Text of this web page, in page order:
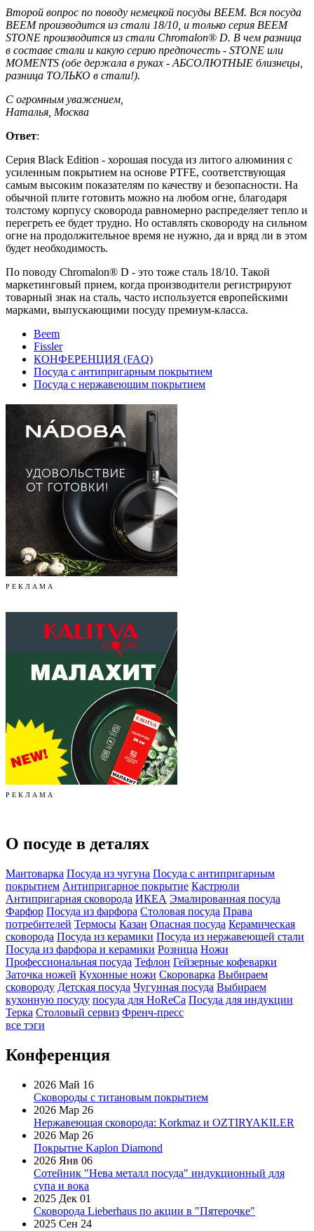
Второй вопрос по поводу немецкой посуды BEEM. Вся посуда
BEEM производится из стали 18/10, и только серия BEEM
STONE производится из стали Chromalon® D. В чем разница
в составе стали и какую серию предпочесть - STONE или
MOMENTS (обе держала в руках - АБСОЛЮТНЫЕ близнецы,
разница ТОЛЬКО в стали!).
С огромным уважением,
Наталья, Москва
Ответ:
Серия Black Edition - хорошая посуда из литого алюминия с
усиленным покрытием на основе PTFE, соответствующая
самым высоким показателям по качеству и безопасности. На
обычной плите готовить можно на любом огне, благодаря
толстому корпусу сковорода равномерно распределяет тепло и
перегреть ее будет трудно. Но оставлять сковороду на сильном
огне на продолжительное время не нужно, да и вряд ли в этом
будет необходимость.
По поводу Chromalon® D - это тоже сталь 18/10. Такой
маркетинговый прием, когда производители регистрируют
товарный знак на сталь, часто используется европейскими
марками, выпускающими посуду премиум-класса.
Beem
Fissler
КОНФЕРЕНЦИЯ (FAQ)
Посуда с антипригарным покрытием
Посуда с нержавеющим покрытием
Р Е К Л А М А
Р Е К Л А М А
О посуде в деталях
Мантоварка Посуда из чугуна Посуда с антипригарным
покрытием Антипригарное покрытие Кастрюли
Антипригарная сковорода ИКЕА Эмалированная посуда
Фарфор Посуда из фарфора Столовая посуда Права
потребителей Термосы Казан Опасная посуда Керамическая
сковорода Посуда из керамики Посуда из нержавеющей стали
Посуда из фарфора и керамики Розница Ножи
Профессиональная посуда Тефлон Гейзерные кофеварки
Заточка ножей Кухонные ножи Скороварка Выбираем
сковороду Детская посуда Чугунная посуда Выбираем
кухонную посуду посуда для HoReCa Посуда для индукции
Терка Столовый сервиз Френч-пресс
все тэги
Конференция
2026 Май 16
Сковороды с титановым покрытием
2026 Мар 26
Нержавеющая сковорода: Korkmaz и OZTIRYAKILER
2026 Мар 26
Покрытие Kaplon Diamond
2026 Янв 06
Сотейник "Нева металл посуда" индукционный для
супа и вока
2025 Дек 01
Сковорода Lieberhaus по акции в "Пятерочке"
2025 Сен 24